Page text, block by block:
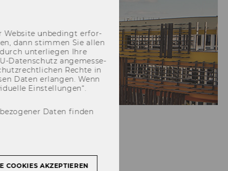
Web­site un­be­dingt er­for­
dann stim­men Sie allen
un­ter­lie­gen Ihre
​Datenschutz an­ge­mes­se­
Rech­te in
Daten er­lan­gen. Wenn
Ein­stel­lun­gen“.
Daten finden
COOKIES AKZEPTIEREN